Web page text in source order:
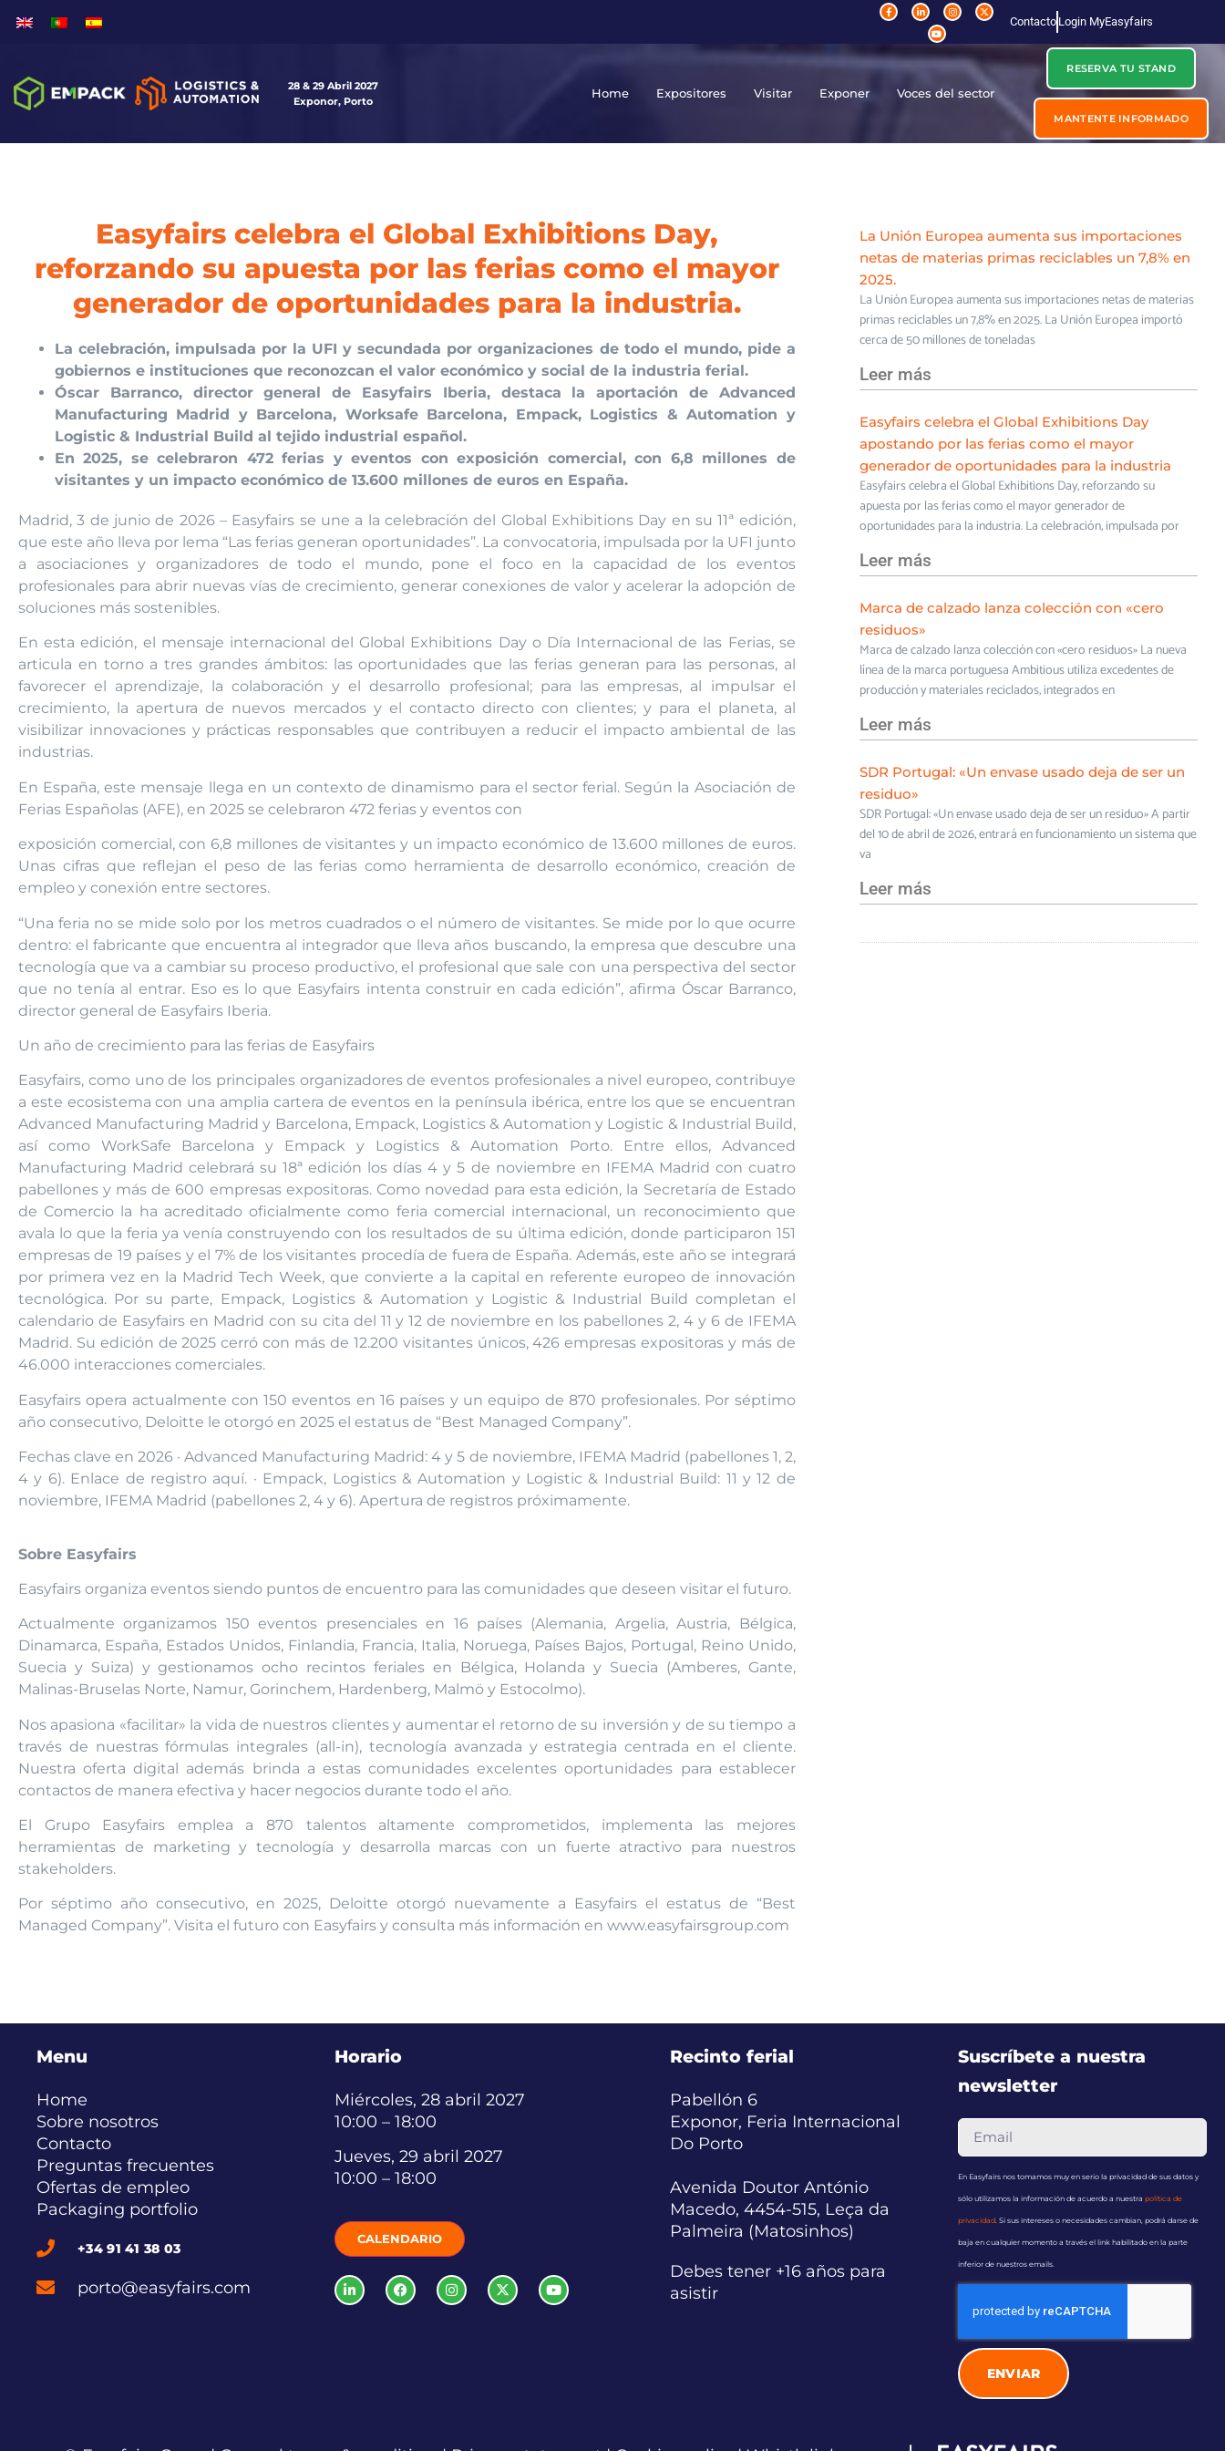
Contacto Login MyEasyfairs
28 & 29 Abril 2027
Exponor, Porto
Home Expositores Visitar Exponer Voces del sector
RESERVA TU STAND
MANTENTE INFORMADO
Easyfairs celebra el Global Exhibitions Day,
reforzando su apuesta por las ferias como el mayor
generador de oportunidades para la industria.
La celebración, impulsada por la UFI y secundada por organizaciones de todo el mundo, pide a
gobiernos e instituciones que reconozcan el valor económico y social de la industria ferial.
Óscar Barranco, director general de Easyfairs Iberia, destaca la aportación de Advanced
Manufacturing Madrid y Barcelona, Worksafe Barcelona, Empack, Logistics & Automation y
Logistic & Industrial Build al tejido industrial español.
En 2025, se celebraron 472 ferias y eventos con exposición comercial, con 6,8 millones de
visitantes y un impacto económico de 13.600 millones de euros en España.
Madrid, 3 de junio de 2026 – Easyfairs se une a la celebración del Global Exhibitions Day en su 11ª edición,
que este año lleva por lema “Las ferias generan oportunidades”. La convocatoria, impulsada por la UFI junto
a asociaciones y organizadores de todo el mundo, pone el foco en la capacidad de los eventos
profesionales para abrir nuevas vías de crecimiento, generar conexiones de valor y acelerar la adopción de
soluciones más sostenibles.
En esta edición, el mensaje internacional del Global Exhibitions Day o Día Internacional de las Ferias, se
articula en torno a tres grandes ámbitos: las oportunidades que las ferias generan para las personas, al
favorecer el aprendizaje, la colaboración y el desarrollo profesional; para las empresas, al impulsar el
crecimiento, la apertura de nuevos mercados y el contacto directo con clientes; y para el planeta, al
visibilizar innovaciones y prácticas responsables que contribuyen a reducir el impacto ambiental de las
industrias.
En España, este mensaje llega en un contexto de dinamismo para el sector ferial. Según la Asociación de
Ferias Españolas (AFE), en 2025 se celebraron 472 ferias y eventos con
exposición comercial, con 6,8 millones de visitantes y un impacto económico de 13.600 millones de euros.
Unas cifras que reflejan el peso de las ferias como herramienta de desarrollo económico, creación de
empleo y conexión entre sectores.
“Una feria no se mide solo por los metros cuadrados o el número de visitantes. Se mide por lo que ocurre
dentro: el fabricante que encuentra al integrador que lleva años buscando, la empresa que descubre una
tecnología que va a cambiar su proceso productivo, el profesional que sale con una perspectiva del sector
que no tenía al entrar. Eso es lo que Easyfairs intenta construir en cada edición”, afirma Óscar Barranco,
director general de Easyfairs Iberia.
Un año de crecimiento para las ferias de Easyfairs
Easyfairs, como uno de los principales organizadores de eventos profesionales a nivel europeo, contribuye
a este ecosistema con una amplia cartera de eventos en la península ibérica, entre los que se encuentran
Advanced Manufacturing Madrid y Barcelona, Empack, Logistics & Automation y Logistic & Industrial Build,
así como WorkSafe Barcelona y Empack y Logistics & Automation Porto. Entre ellos, Advanced
Manufacturing Madrid celebrará su 18ª edición los días 4 y 5 de noviembre en IFEMA Madrid con cuatro
pabellones y más de 600 empresas expositoras. Como novedad para esta edición, la Secretaría de Estado
de Comercio la ha acreditado oficialmente como feria comercial internacional, un reconocimiento que
avala lo que la feria ya venía construyendo con los resultados de su última edición, donde participaron 151
empresas de 19 países y el 7% de los visitantes procedía de fuera de España. Además, este año se integrará
por primera vez en la Madrid Tech Week, que convierte a la capital en referente europeo de innovación
tecnológica. Por su parte, Empack, Logistics & Automation y Logistic & Industrial Build completan el
calendario de Easyfairs en Madrid con su cita del 11 y 12 de noviembre en los pabellones 2, 4 y 6 de IFEMA
Madrid. Su edición de 2025 cerró con más de 12.200 visitantes únicos, 426 empresas expositoras y más de
46.000 interacciones comerciales.
Easyfairs opera actualmente con 150 eventos en 16 países y un equipo de 870 profesionales. Por séptimo
año consecutivo, Deloitte le otorgó en 2025 el estatus de “Best Managed Company”.
Fechas clave en 2026 · Advanced Manufacturing Madrid: 4 y 5 de noviembre, IFEMA Madrid (pabellones 1, 2,
4 y 6). Enlace de registro aquí. · Empack, Logistics & Automation y Logistic & Industrial Build: 11 y 12 de
noviembre, IFEMA Madrid (pabellones 2, 4 y 6). Apertura de registros próximamente.
Sobre Easyfairs
Easyfairs organiza eventos siendo puntos de encuentro para las comunidades que deseen visitar el futuro.
Actualmente organizamos 150 eventos presenciales en 16 países (Alemania, Argelia, Austria, Bélgica,
Dinamarca, España, Estados Unidos, Finlandia, Francia, Italia, Noruega, Países Bajos, Portugal, Reino Unido,
Suecia y Suiza) y gestionamos ocho recintos feriales en Bélgica, Holanda y Suecia (Amberes, Gante,
Malinas-Bruselas Norte, Namur, Gorinchem, Hardenberg, Malmö y Estocolmo).
Nos apasiona «facilitar» la vida de nuestros clientes y aumentar el retorno de su inversión y de su tiempo a
través de nuestras fórmulas integrales (all-in), tecnología avanzada y estrategia centrada en el cliente.
Nuestra oferta digital además brinda a estas comunidades excelentes oportunidades para establecer
contactos de manera efectiva y hacer negocios durante todo el año.
El Grupo Easyfairs emplea a 870 talentos altamente comprometidos, implementa las mejores
herramientas de marketing y tecnología y desarrolla marcas con un fuerte atractivo para nuestros
stakeholders.
Por séptimo año consecutivo, en 2025, Deloitte otorgó nuevamente a Easyfairs el estatus de “Best
Managed Company”. Visita el futuro con Easyfairs y consulta más información en www.easyfairsgroup.com
La Unión Europea aumenta sus importaciones
netas de materias primas reciclables un 7,8% en
2025.
La Unión Europea aumenta sus importaciones netas de materias
primas reciclables un 7,8% en 2025. La Unión Europea importó
cerca de 50 millones de toneladas
Leer más
Easyfairs celebra el Global Exhibitions Day
apostando por las ferias como el mayor
generador de oportunidades para la industria
Easyfairs celebra el Global Exhibitions Day, reforzando su
apuesta por las ferias como el mayor generador de
oportunidades para la industria. La celebración, impulsada por
Leer más
Marca de calzado lanza colección con «cero
residuos»
Marca de calzado lanza colección con «cero residuos» La nueva
línea de la marca portuguesa Ambitious utiliza excedentes de
producción y materiales reciclados, integrados en
Leer más
SDR Portugal: «Un envase usado deja de ser un
residuo»
SDR Portugal: «Un envase usado deja de ser un residuo» A partir
del 10 de abril de 2026, entrará en funcionamiento un sistema que
va
Leer más
Menu
Home
Sobre nosotros
Contacto
Preguntas frecuentes
Ofertas de empleo
Packaging portfolio
+34 91 41 38 03
porto@easyfairs.com
Horario
Miércoles, 28 abril 2027
10:00 – 18:00
Jueves, 29 abril 2027
10:00 – 18:00
CALENDARIO
Recinto ferial
Pabellón 6
Exponor, Feria Internacional
Do Porto
Avenida Doutor António
Macedo, 4454-515, Leça da
Palmeira (Matosinhos)
Debes tener +16 años para
asistir
Suscríbete a nuestra
newsletter
En Easyfairs nos tomamos muy en serio la privacidad de sus datos y
sólo utilizamos la información de acuerdo a nuestra política de
privacidad. Si sus intereses o necesidades cambian, podrá darse de
baja en cualquier momento a través el link habilitado en la parte
inferior de nuestros emails.
ENVIAR